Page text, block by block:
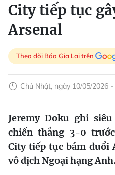
City tiếp tục
Arsenal
Theo dõi Báo Gia Lai trên
Chủ Nhật, ngày 10/05/2026 -
Jeremy Doku ghi
chiến thắng 3-0
City tiếp tục bám đuổi
vô địch Ngoại hạng